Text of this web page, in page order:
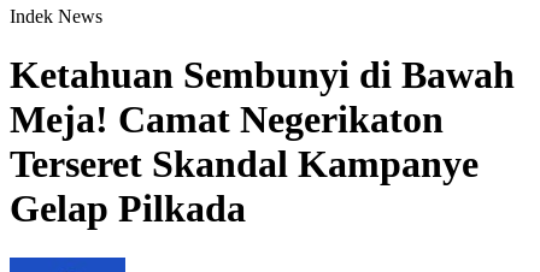
Indek News
Ketahuan Sembunyi di Bawah
Meja! Camat Negerikaton
Terseret Skandal Kampanye
Gelap Pilkada